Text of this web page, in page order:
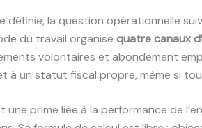
définie, la question opérationnelle
du travail organise quatre canaux
volontaires et abondement
à un statut fiscal propre, même si
une prime liée à la performance de